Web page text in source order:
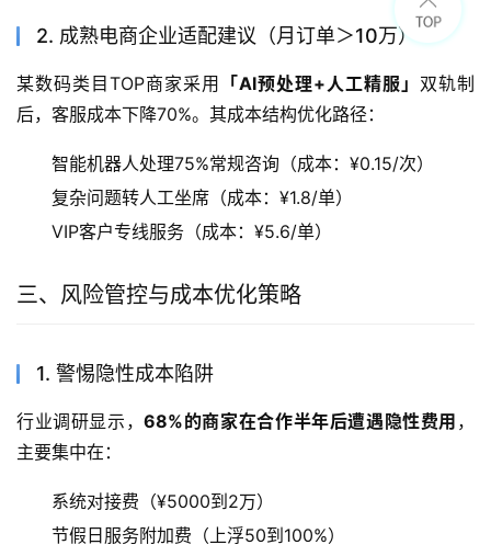
2. 成熟电商企业适配建议（月订单＞10万）
某数码类目TOP商家采用 「AI预处理+人工精服」 双轨制
后，客服成本下降70%。其成本结构优化路径：
智能机器人处理75%常规咨询（成本：¥0.15/次）
复杂问题转人工坐席（成本：¥1.8/单）
VIP客户专线服务（成本：¥5.6/单）
三、风险管控与成本优化策略
1. 警惕隐性成本陷阱
行业调研显示，68%的商家在合作半年后遭遇隐性费用 ，
主要集中在：
系统对接费（¥5000到2万）
节假日服务附加费（上浮50到100%）